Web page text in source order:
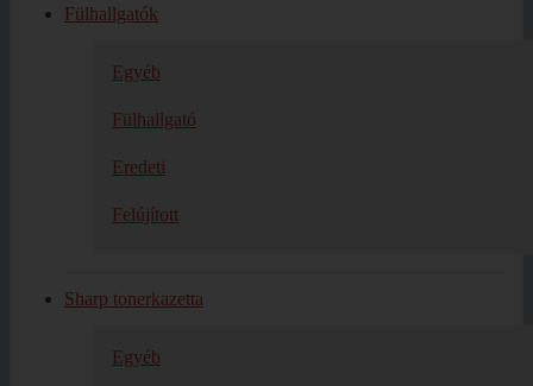
Fülhallgatók
Egyéb
Fülhallgató
Eredeti
Felújított
Sharp tonerkazetta
Egyéb